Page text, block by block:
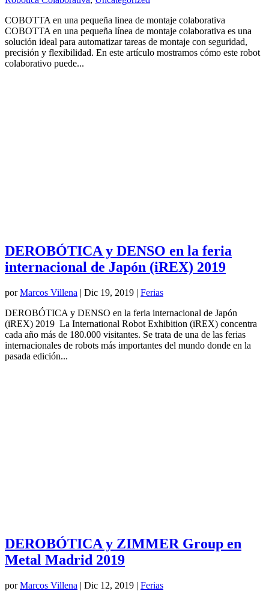
COBOTTA en una pequeña linea de montaje colaborativa
COBOTTA en una pequeña línea de montaje colaborativa es una
solución ideal para automatizar tareas de montaje con seguridad,
precisión y flexibilidad. En este artículo mostramos cómo este robot
colaborativo puede...
DEROBÓTICA y DENSO en la feria
internacional de Japón (iREX) 2019
porMarcos Villena | Dic 19, 2019 | Ferias
DEROBÓTICA y DENSO en la feria internacional de Japón
(iREX) 2019 La International Robot Exhibition (iREX) concentra
cada año más de 180.000 visitantes. Se trata de una de las ferias
internacionales de robots más importantes del mundo donde en la
pasada edición...
DEROBÓTICA y ZIMMER Group en
Metal Madrid 2019
porMarcos Villena | Dic 12, 2019 | Ferias